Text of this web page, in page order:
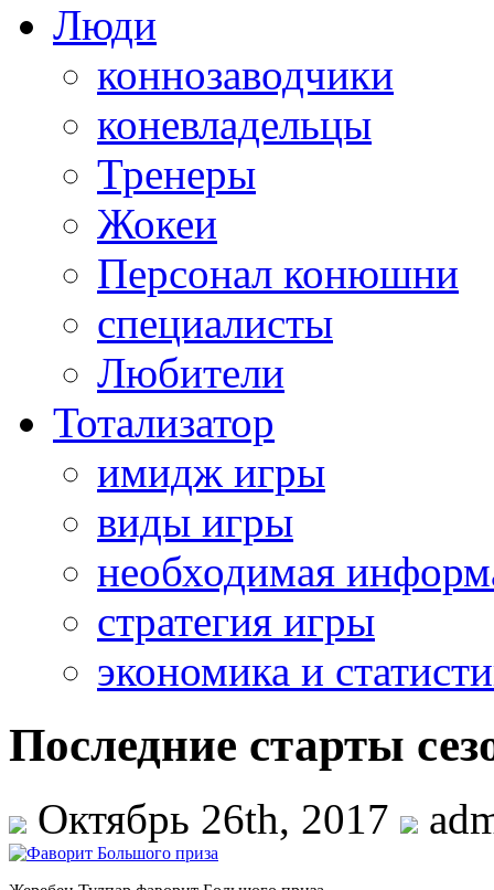
Люди
коннозаводчики
коневладельцы
Тренеры
Жокеи
Персонал конюшни
специалисты
Любители
Тотализатор
имидж игры
виды игры
необходимая
стратегия игры
экономика и
Последние старты
Октябрь 26th, 2017